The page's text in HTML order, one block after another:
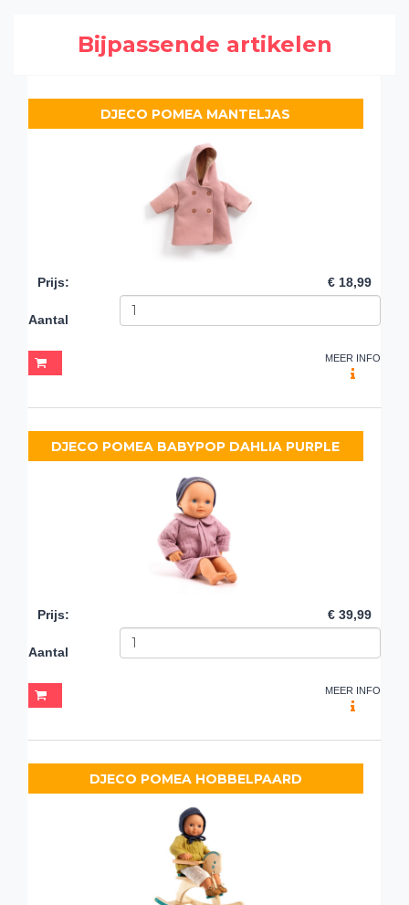
Bijpassende artikelen
DJECO POMEA MANTELJAS
Prijs: € 18,99
Aantal
MEER INFO
DJECO POMEA BABYPOP DAHLIA PURPLE
Prijs: € 39,99
Aantal
MEER INFO
DJECO POMEA HOBBELPAARD